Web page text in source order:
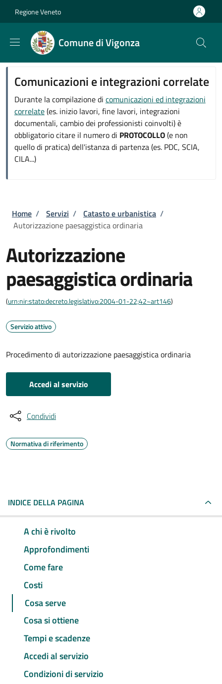
Regione Veneto
Comune di Vigonza
Comunicazioni e integrazioni correlate
Durante la compilazione di comunicazioni ed integrazioni
correlate(es. inizio lavori, fine lavori, integrazioni
documentali, cambio dei professionisti coinvolti) è
obbligatorio citare il numero di PROTOCOLLO(e non
quello di pratica) dell'istanza di partenza (es. PDC, SCIA,
CILA...)
Briciole di pane
Home / Servizi / Catasto e urbanistica /
Autorizzazione paesaggistica ordinaria
Autorizzazione
paesaggistica ordinaria
(urn:nir:stato:decreto.legislativo:2004-01-22;42~art146)
Servizio attivo
Procedimento di autorizzazione paesaggistica ordinaria
Accedi al servizio
Condividi
Normativa di riferimento
INDICE DELLA PAGINA
A chi è rivolto
Approfondimenti
Come fare
Costi
Cosa serve
Cosa si ottiene
Tempi e scadenze
Accedi al servizio
Condizioni di servizio